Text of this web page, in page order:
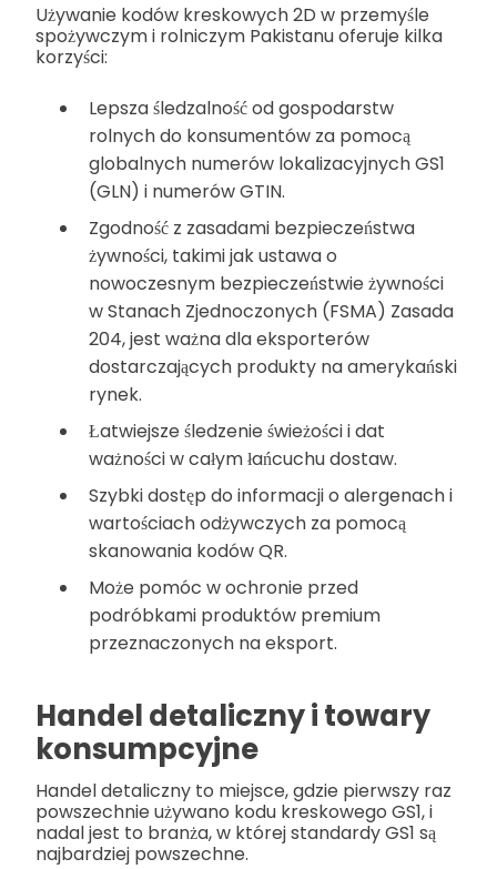
Używanie kodów kreskowych 2D w przemyśle
spożywczym i rolniczym Pakistanu oferuje kilka
korzyści:
Lepsza śledzalność od gospodarstw
rolnych do konsumentów za pomocą
globalnych numerów lokalizacyjnych GS1
(GLN) i numerów GTIN.
Zgodność z zasadami bezpieczeństwa
żywności, takimi jak ustawa o
nowoczesnym bezpieczeństwie żywności
w Stanach Zjednoczonych (FSMA) Zasada
204, jest ważna dla eksporterów
dostarczających produkty na amerykański
rynek.
Łatwiejsze śledzenie świeżości i dat
ważności w całym łańcuchu dostaw.
Szybki dostęp do informacji o alergenach i
wartościach odżywczych za pomocą
skanowania kodów QR.
Może pomóc w ochronie przed
podróbkami produktów premium
przeznaczonych na eksport.
Handel detaliczny i towary
konsumpcyjne
Handel detaliczny to miejsce, gdzie pierwszy raz
powszechnie używano kodu kreskowego GS1, i
nadal jest to branża, w której standardy GS1 są
najbardziej powszechne.